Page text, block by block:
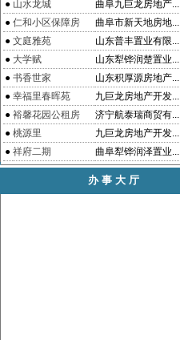
● 山水龙城
曲阜九巨龙房地产...
● 仁和小区保障房
曲阜市新天地房地...
● 文庭雅苑
山东普丰置业有限...
● 大学赋
山东犁铧润楚置业...
● 书香世家
山东积厚源房地产...
● 幸福里春晖苑
九巨龙房地产开发...
● 裕馨花园公租房
济宁航泰瑞商贸有...
● 桃源里
九巨龙房地产开发...
● 祥府二期 曲阜犁铧润泽置业...
办事大厅